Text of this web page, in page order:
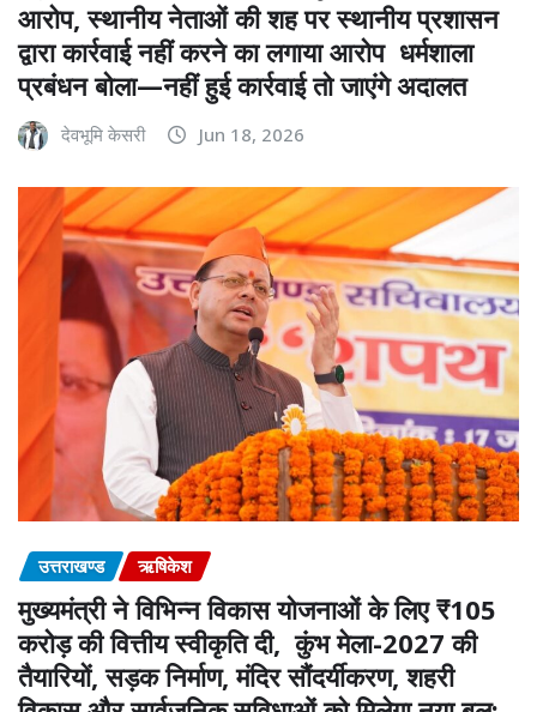
आरोप, स्थानीय नेताओं की शह पर स्थानीय प्रशासन
द्वारा कार्रवाई नहीं करने का लगाया आरोप धर्मशाला
प्रबंधन बोला—नहीं हुई कार्रवाई तो जाएंगे अदालत
देवभूमि केसरी Jun 18, 2026
उत्तराखण्ड ऋषिकेश
मुख्यमंत्री ने विभिन्न विकास योजनाओं के लिए ₹105
करोड़ की वित्तीय स्वीकृति दी, कुंभ मेला-2027 की
तैयारियों, सड़क निर्माण, मंदिर सौंदर्यीकरण, शहरी